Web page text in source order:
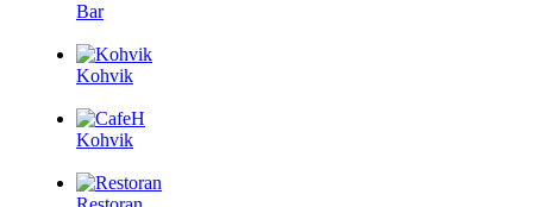
Bar
Kohvik
Kohvik